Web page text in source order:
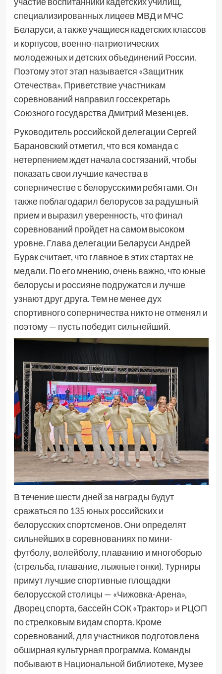
специализированных лицеев МВД и МЧС
Беларуси, а также учащиеся кадетских классов
и корпусов, военно-патриотических
молодежных и детских объединений России.
Поэтому этот этап называется «Защитник
Отечества». Приветствие участникам
соревнований направил госсекретарь
Союзного государства Дмитрий Мезенцев.
Руководитель российской делегации Сергей
Барановский отметил, что вся команда с
нетерпением ждет начала состязаний, чтобы
показать свои лучшие качества в
соперничестве с белорусскими ребятами. Он
также поблагодарил белорусов за радушный
прием и выразил уверенность, что финал
соревнований пройдет на самом высоком
уровне. Глава делегации Беларуси Андрей
Бурак считает, что главное в этих стартах не
медали. По его мнению, очень важно, что юные
белорусы и россияне подружатся и лучше
узнают друг друга. Тем не менее дух
спортивного соперничества никто не отменял и
поэтому — пусть победит сильнейший.
В течение шести дней за награды будут
сражаться по 135 юных российских и
белорусских спортсменов. Они определят
сильнейших в соревнованиях по мини-
футболу, волейболу, плаванию и многоборью
(стрельба, плавание, лыжные гонки). Турниры
примут лучшие спортивные площадки
белорусской столицы — «Чижовка-Арена»,
Дворец спорта, бассейн СОК «Трактор» и РЦОП
по стрелковым видам спорта. Кроме
соревнований, для участников подготовлена
обширная культурная программа. Команды
побывают в Национальной библиотеке, Музее